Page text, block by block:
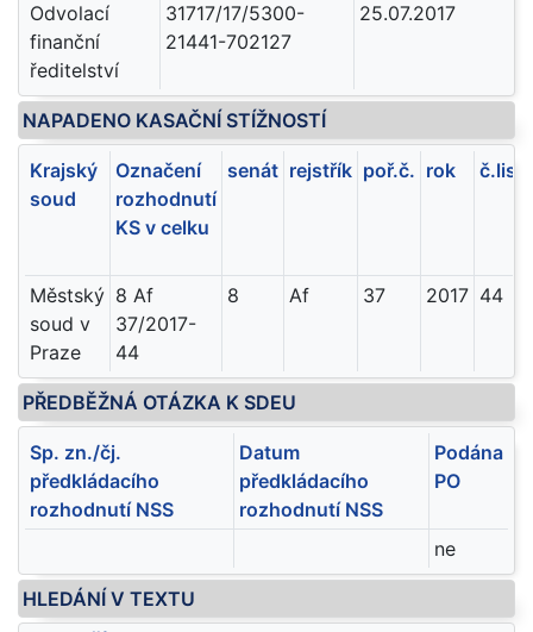
Odvolací
finanční
ředitelství
31717/17/5300-
21441-702127
25.07.2017
NAPADENO KASAČNÍ STÍŽNOSTÍ
Krajský
soud
Označení
rozhodnutí
KS v celku
senát rejstřík poř.č. rok
Městský
soud v
Praze
8 Af
37/2017-
44
8 Af 37 2017 44
PŘEDBĚŽNÁ OTÁZKA K SDEU
Sp. zn./čj.
předkládacího
rozhodnutí NSS
Datum
předkládacího
rozhodnutí NSS
Podána
PO
ne
HLEDÁNÍ V TEXTU